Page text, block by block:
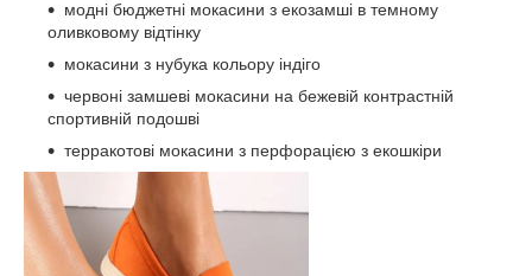
модні бюджетні мокасини з екозамші в темному
оливковому відтінку
мокасини з нубука кольору індіго
червоні замшеві мокасини на бежевій контрастній
спортивній подошві
терракотові мокасини з перфорацією з екошкіри